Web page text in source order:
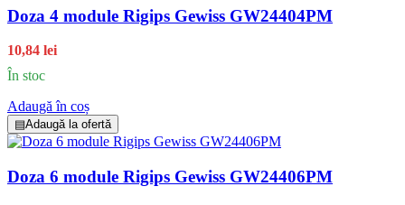
Doza 4 module Rigips Gewiss GW24404PM
10,84 lei
În stoc
Adaugă în coș
▤Adaugă la ofertă
Doza 6 module Rigips Gewiss GW24406PM